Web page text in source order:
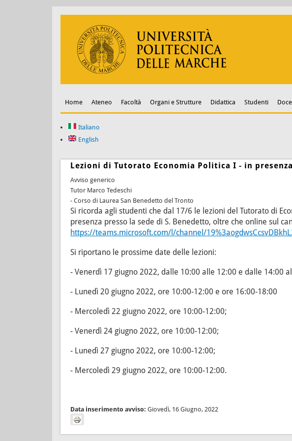
Home Ateneo Facoltà Organi e Strutture Didattica Studenti
Italiano
English
Lezioni di Tutorato Economia Politica I - in presenza
Avviso generico
Tutor Marco Tedeschi
- Corso di Laurea San Benedetto del Tronto
Si ricorda agli studenti che dal 17/6 le lezioni del Tutorato di
presenza presso la sede di S. Benedetto, oltre che online sul
https://teams.microsoft.com/l/channel/
Si riportano le prossime date delle lezioni:
- Venerdì 17 giugno 2022, dalle 10:00 alle 12:00 e dalle 14:00
- Lunedì 20 giugno 2022, ore 10:00-12:00 e ore 16:00-18:00
- Mercoledì 22 giugno 2022, ore 10:00-12:00;
- Venerdì 24 giugno 2022, ore 10:00-12:00;
- Lunedì 27 giugno 2022, ore 10:00-12:00;
- Mercoledì 29 giugno 2022, ore 10:00-12:00.
Data inserimento avviso: Giovedì, 16 Giugno, 2022